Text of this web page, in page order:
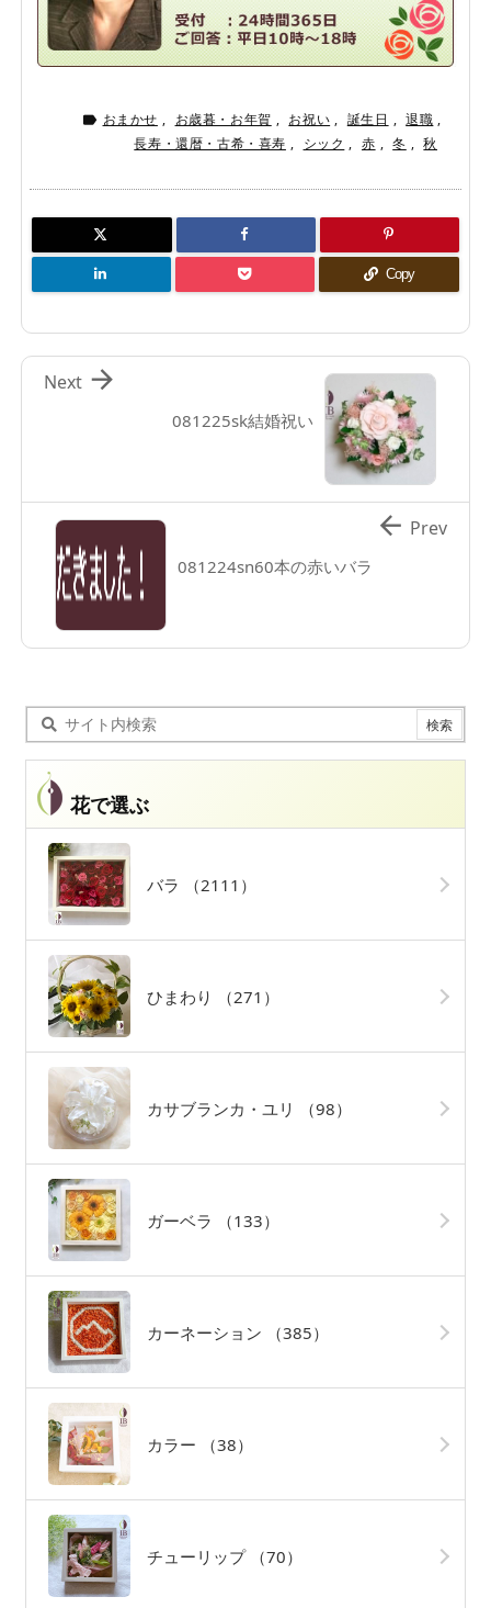
 おまかせ , お歳暮・お年賀 , お祝い , 誕生日 , 退職 ,
長寿・還暦・古希・喜寿 , シック , 赤 , 冬 , 秋
Copy
081225sk結婚祝い

Next
081224sn60本の赤いバラ
 Prev
花で選ぶ
バラ （2111）
ひまわり （271）
カサブランカ・ユリ （98）
ガーベラ （133）
カーネーション （385）
カラー （38）
チューリップ （70）